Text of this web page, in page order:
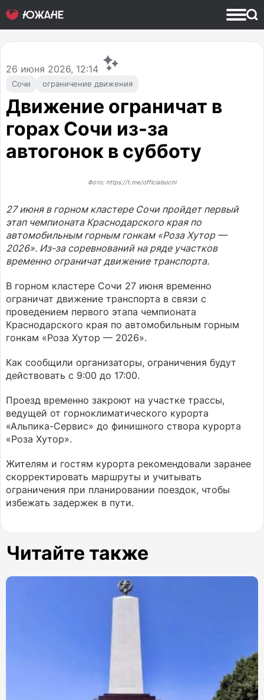
Сочи ограничение движения
26 июня 2026, 12:14
Движение ограничат в
горах Сочи из-за
автогонок в субботу
Фото: https://t.me/officialsochi
27 июня в горном кластере Сочи пройдет первый
этап чемпионата Краснодарского края по
автомобильным горным гонкам «Роза Хутор —
2026». Из-за соревнований на ряде участков
временно ограничат движение транспорта.
В горном кластере Сочи 27 июня временно
ограничат движение транспорта в связи с
проведением первого этапа чемпионата
Краснодарского края по автомобильным горным
гонкам «Роза Хутор — 2026».
Как сообщили организаторы, ограничения будут
действовать с 9:00 до 17:00.
Проезд временно закроют на участке трассы,
ведущей от горноклиматического курорта
«Альпика-Сервис» до финишного створа курорта
«Роза Хутор».
Жителям и гостям курорта рекомендовали заранее
скорректировать маршруты и учитывать
ограничения при планировании поездок, чтобы
избежать задержек в пути.
Читайте также